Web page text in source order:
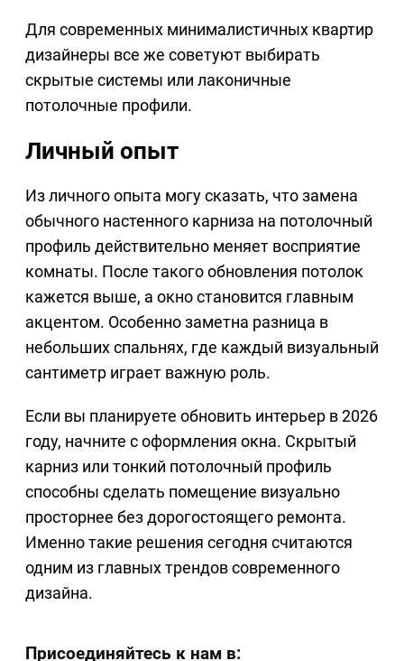
Для современных минималистичных квартир
дизайнеры все же советуют выбирать
скрытые системы или лаконичные
потолочные профили.
Личный опыт
Из личного опыта могу сказать, что замена
обычного настенного карниза на потолочный
профиль действительно меняет восприятие
комнаты. После такого обновления потолок
кажется выше, а окно становится главным
акцентом. Особенно заметна разница в
небольших спальнях, где каждый визуальный
сантиметр играет важную роль.
Если вы планируете обновить интерьер в 2026
году, начните с оформления окна. Скрытый
карниз или тонкий потолочный профиль
способны сделать помещение визуально
просторнее без дорогостоящего ремонта.
Именно такие решения сегодня считаются
одним из главных трендов современного
дизайна.